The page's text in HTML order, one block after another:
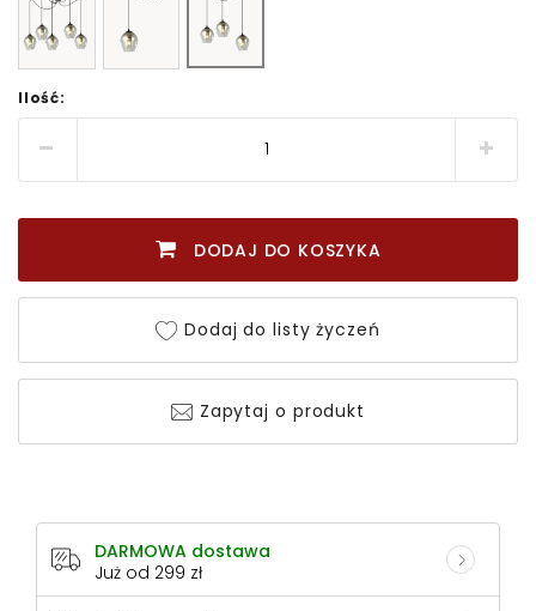
Ilość:
DODAJ DO KOSZYKA
Dodaj do listy życzeń
Zapytaj o produkt
DARMOWA dostawa
Już od 299 zł